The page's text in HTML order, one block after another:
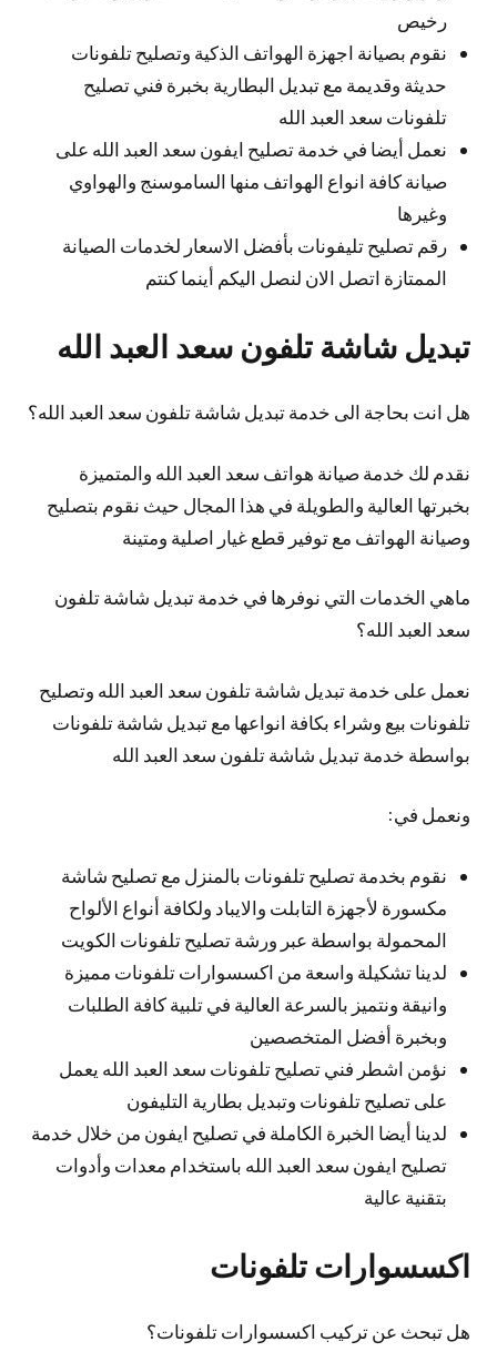
رخيص
نقوم بصيانة اجهزة الهواتف الذكية وتصليح تلفونات
حديثة وقديمة مع تبديل البطارية بخبرة فني تصليح
تلفونات سعد العبد الله
نعمل أيضا في خدمة تصليح ايفون سعد العبد الله على
صيانة كافة انواع الهواتف منها الساموسنج والهواوي
وغيرها
رقم تصليح تليفونات بأفضل الاسعار لخدمات الصيانة
الممتازة اتصل الان لنصل اليكم أينما كنتم
تبديل شاشة تلفون سعد العبد الله
هل انت بحاجة الى خدمة تبديل شاشة تلفون سعد العبد الله؟
نقدم لك خدمة صيانة هواتف سعد العبد الله والمتميزة
بخبرتها العالية والطويلة في هذا المجال حيث نقوم بتصليح
وصيانة الهواتف مع توفير قطع غيار اصلية ومتينة
ماهي الخدمات التي نوفرها في خدمة تبديل شاشة تلفون
سعد العبد الله؟
نعمل على خدمة تبديل شاشة تلفون سعد العبد الله وتصليح
تلفونات بيع وشراء بكافة انواعها مع تبديل شاشة تلفونات
بواسطة خدمة تبديل شاشة تلفون سعد العبد الله
ونعمل في:
نقوم بخدمة تصليح تلفونات بالمنزل مع تصليح شاشة
مكسورة لأجهزة التابلت والايباد ولكافة أنواع الألواح
المحمولة بواسطة عبر ورشة تصليح تلفونات الكويت
لدينا تشكيلة واسعة من اكسسوارات تلفونات مميزة
وانيقة ونتميز بالسرعة العالية في تلبية كافة الطلبات
وبخبرة أفضل المتخصصين
نؤمن اشطر فني تصليح تلفونات سعد العبد الله يعمل
على تصليح تلفونات وتبديل بطارية التليفون
لدينا أيضا الخبرة الكاملة في تصليح ايفون من خلال خدمة
تصليح ايفون سعد العبد الله باستخدام معدات وأدوات
بتقنية عالية
اكسسوارات تلفونات
هل تبحث عن تركيب اكسسوارات تلفونات؟